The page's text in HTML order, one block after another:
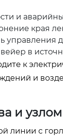
и
края
управления
в
к
и
и
линии с